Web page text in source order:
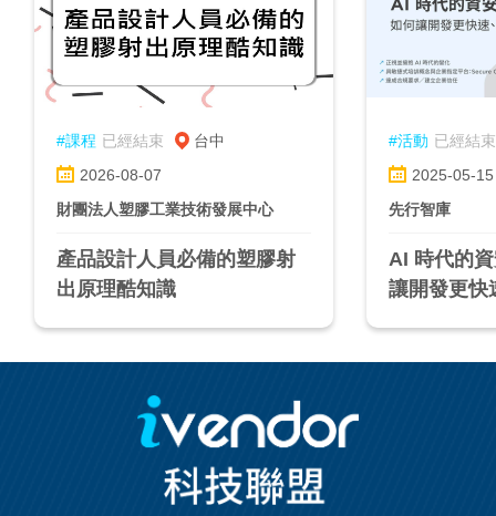
#課程 已經結束
台中
2026-08-07
財團法人塑膠工業技術發展中心
產品設計人員必備的塑膠射
出原理酷知識
#活動 已經結束
2025-05-15
先行智庫
AI 時代的
讓開發更快